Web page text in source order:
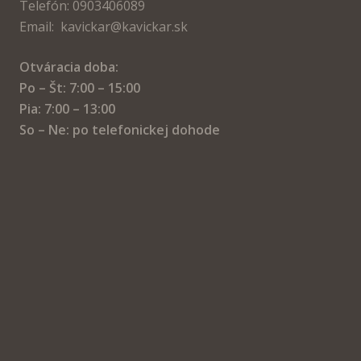
Telefón: 0903406089
Email: kavickar@kavickar.sk
Otváracia doba:
Po – Št: 7:00 – 15:00
Pia: 7:00 – 13:00
So – Ne: po telefonickej dohode